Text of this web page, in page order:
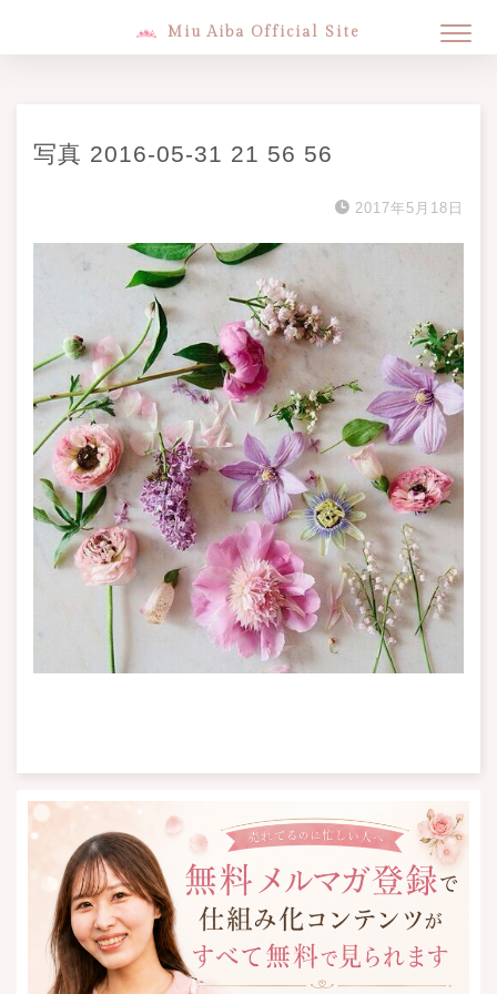
Miu Aiba Official Site
写真 2016-05-31 21 56 56
2017年5月18日